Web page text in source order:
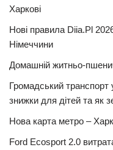
Харкові
Нові правила Diia.Pl
Німеччини
Домашній житньо-
Громадський транспорт
знижки для дітей та як
Нова карта метро –
Ford Ecosport 2.0